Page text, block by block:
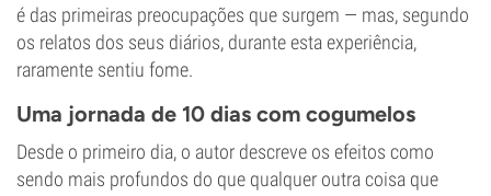
é das primeiras preocupações que surgem — mas, segundo
os relatos dos seus diários, durante esta experiência,
raramente sentiu fome.
Uma jornada de 10 dias com cogumelos
Desde o primeiro dia, o autor descreve os efeitos como
sendo mais profundos do que qualquer outra coisa que